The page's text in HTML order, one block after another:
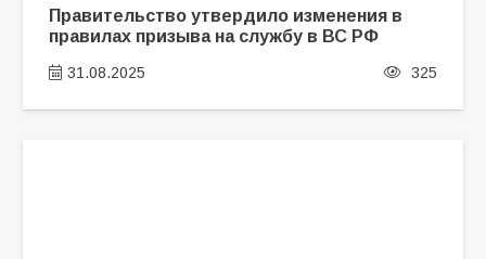
Правительство утвердило изменения в
правилах призыва на службу в ВС РФ
31.08.2025 325